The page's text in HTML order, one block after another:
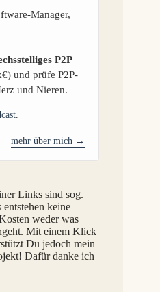
Manager,
P2P
und prüfe P2P-
und Nieren.
.
mehr über mich →
Links sind sog.
keine
weder was
Mit einem Klick
Du jedoch mein
Dafür danke ich